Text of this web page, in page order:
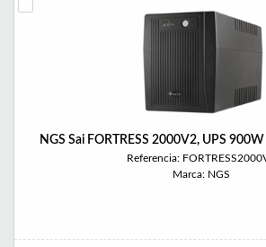
NGS Sai FORTRESS 2000V2, UPS
Referencia:
Marca: NGS